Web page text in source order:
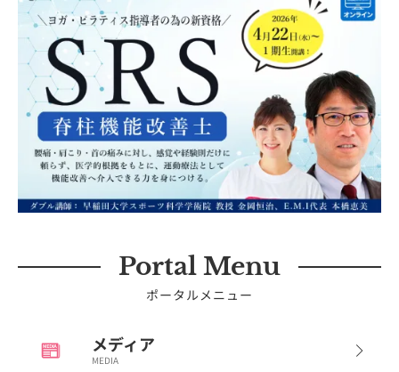
Portal Menu
ポータルメニュー
メディア
MEDIA